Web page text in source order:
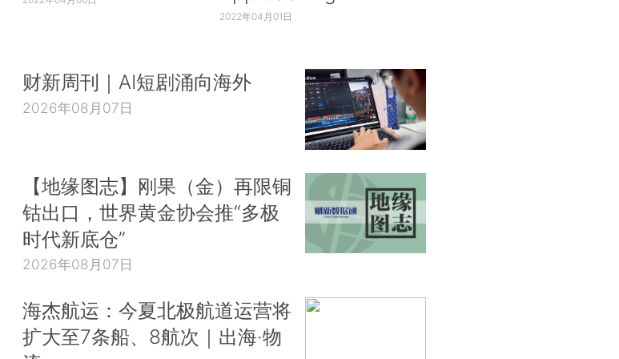
2022年04月01日
财新周刊｜AI短剧涌向海外
2026年08月07日
【地缘图志】刚果（金）再限铜
钴出口，世界黄金协会推“多极
时代新底仓”
2026年08月07日
海杰航运：今夏北极航道运营将
扩大至7条船、8航次｜出海·物